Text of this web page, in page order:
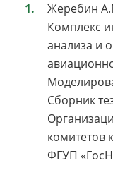
Жеребин
Комплекс
анализа и
Сборник
комитетов
ФГУП